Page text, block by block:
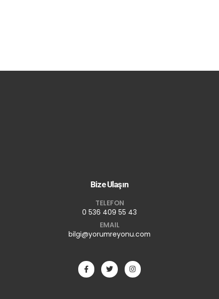
Bize Ulaşın
TELEFON
0 536 409 55 43
EMAIL
bilgi@yorumreyonu.com